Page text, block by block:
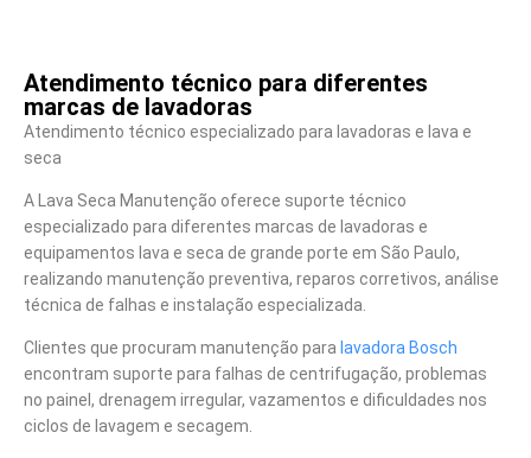
Atendimento técnico para diferentes
marcas de lavadoras
Atendimento técnico especializado para lavadoras e lava e
seca
A Lava Seca Manutenção oferece suporte técnico
especializado para diferentes marcas de lavadoras e
equipamentos lava e seca de grande porte em São Paulo,
realizando manutenção preventiva, reparos corretivos, análise
técnica de falhas e instalação especializada.
Clientes que procuram manutenção para lavadora Bosch
encontram suporte para falhas de centrifugação, problemas
no painel, drenagem irregular, vazamentos e dificuldades nos
ciclos de lavagem e secagem.